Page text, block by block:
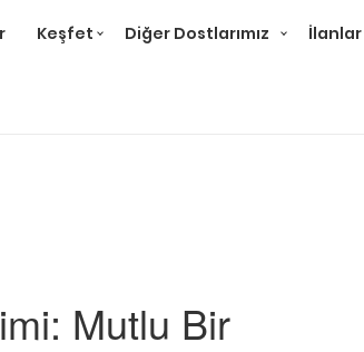
Keşfet Diğer Dostlarımız İlanlar
Mutlu Bir